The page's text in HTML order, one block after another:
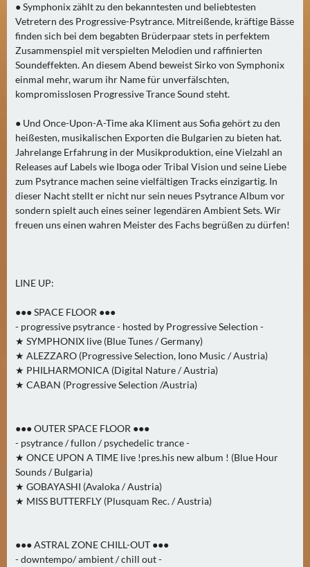
S
T
E
R
F
R
I
T
A
G
(
0
)
Ä
H
S
T
E
R
M
S
T
A
G
)
● Symphonix zählt zu den bekanntesten und beliebtesten
Vetretern des Progressive-Psytrance. Mitreißende, kräftige Bässe
finden sich bei dem begabten Brüderpaar stets in perfektem
Zusammenspiel mit verspielten Melodien und raffinierten
Soundeffekten. An diesem Abend beweist Sirko von Symphonix
einmal mehr, warum ihr Name für unverfälschten,
kompromisslosen Progressive Trance Sound steht.
● Und Once-Upon-A-Time aka Kliment aus Sofia gehört zu den
heißesten, musikalischen Exporten die Bulgarien zu bieten hat.
Jahrelange Erfahrung in der Musikproduktion, eine Vielzahl an
Releases auf Labels wie Iboga oder Tribal Vision und seine Liebe
zum Psytrance machen seine vielfältigen Tracks einzigartig. In
dieser Nacht stellt er nicht nur sein neues Psytrance Album vor
sondern spielt auch eines seiner legendären Ambient Sets. Wir
freuen uns einen wahren Meister des Fachs begrüßen zu dürfen!
LINE UP:
●●● SPACE FLOOR ●●●
- progressive psytrance - hosted by Progressive Selection -
★ SYMPHONIX live (Blue Tunes / Germany)
★ ALEZZARO (Progressive Selection, Iono Music / Austria)
★ PHILHARMONICA (Digital Nature / Austria)
★ CABAN (Progressive Selection /Austria)
●●● OUTER SPACE FLOOR ●●●
- psytrance / fullon / psychedelic trance -
★ ONCE UPON A TIME live !pres.his new album ! (Blue Hour
Sounds / Bulgaria)
★ GOBAYASHI (Avaloka / Austria)
★ MISS BUTTERFLY (Plusquam Rec. / Austria)
●●● ASTRAL ZONE CHILL-OUT ●●●
- downtempo/ ambient / chill out -